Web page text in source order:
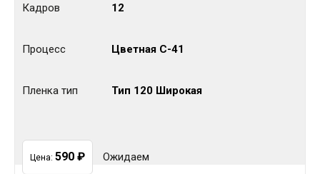
Кадров 12
Процесс Цветная C-41
Пленка тип Тип 120 Широкая
Цена: 590 ₽
Ожидаем